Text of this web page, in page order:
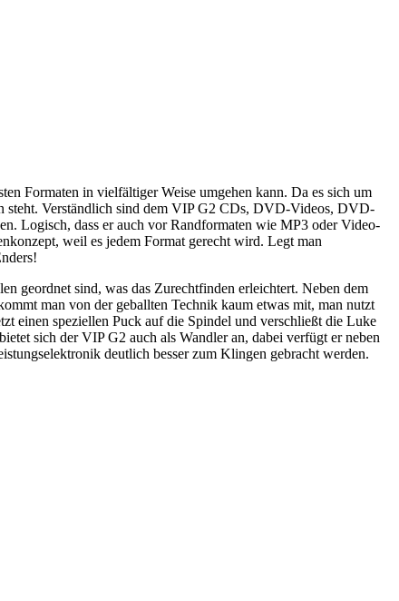
Formaten in vielfältiger Weise umgehen kann. Da es sich um
steht. Verständlich sind dem VIP G2 CDs, DVD-Videos, DVD-
Logisch, dass er auch vor Randformaten wie MP3 oder Video-
weil es jedem Format gerecht wird. Legt man
geordnet sind, was das Zurechtfinden erleichtert. Neben dem
man von der geballten Technik kaum etwas mit, man nutzt
einen speziellen Puck auf die Spindel und verschließt die Luke
sich der VIP G2 auch als Wandler an, dabei verfügt er neben
deutlich besser zum Klingen gebracht werden.